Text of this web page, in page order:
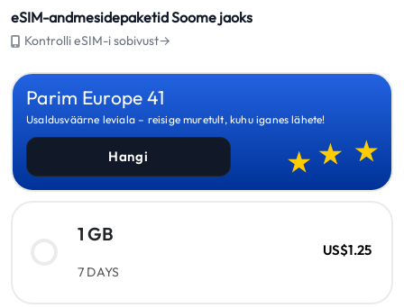
eSIM-andmesidepaketid Soome jaoks
Kontrolli eSIM-i sobivust→
Parim Europe 41
Usaldusväärne leviala – reisige muretult, kuhu iganes lähete!
Hangi
1 GB
7 DAYS
US$1.25